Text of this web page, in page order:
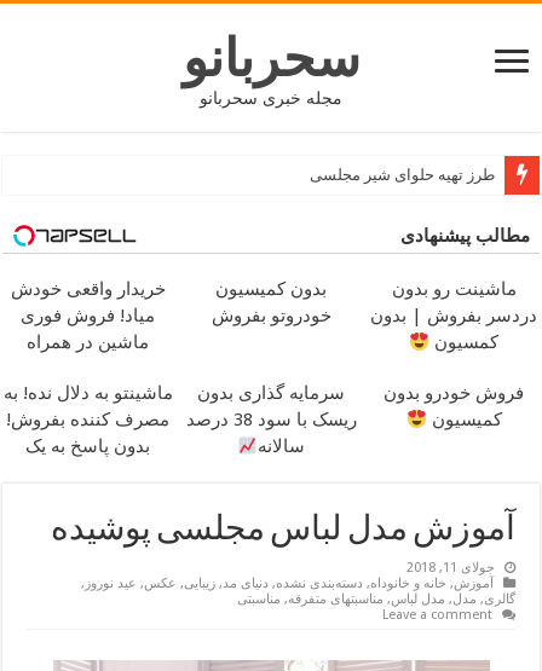
سحربانو
مجله خبری سحربانو
جدید ترین مدل های پافر زنانه و دخترانه کوتاه و بلند
مطالب پیشنهادی
ماشینت رو بدون
دردسر بفروش | بدون
کمسیون
بدون کمیسیون
خودروتو بفروش
خریدار واقعی خودش
میاد! فروش فوری
ماشین در همراه
فروش خودرو بدون
کمیسیون
سرمایه گذاری بدون
ریسک با سود 38 درصد
سالانه
ماشینتو به دلال نده! به
مصرف کننده بفروش!
بدون پاسخ به یک
آموزش مدل لباس مجلسی پوشیده
جولای 11, 2018
آموزش, خانه و خانوداه, دسته‌بندی نشده, دنیای مد,زیبایی, عکس, عید نوروز ,
گالری, مدل, مدل لباس, مناسبتهای متفرقه, مناسبتی
Leave a comment